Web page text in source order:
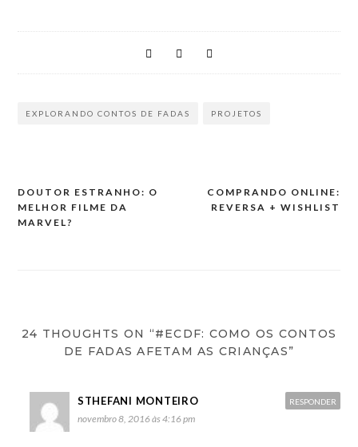
EXPLORANDO CONTOS DE FADAS PROJETOS
DOUTOR ESTRANHO: O
MELHOR FILME DA
MARVEL?
COMPRANDO ONLINE:
REVERSA + WISHLIST
24 THOUGHTS ON “#ECDF: COMO OS CONTOS
DE FADAS AFETAM AS CRIANÇAS”
STHEFANI MONTEIRO
novembro 8, 2016 às 4:16 pm
RESPONDER